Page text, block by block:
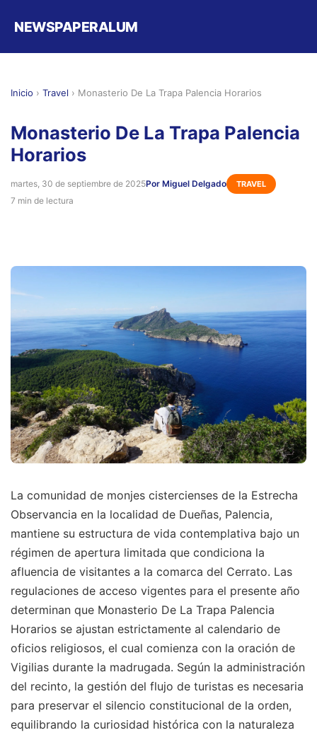
NEWSPAPERALUM
Inicio › Travel › Monasterio De La Trapa Palencia Horarios
Monasterio De La Trapa Palencia
Horarios
martes, 30 de septiembre de 2025Por Miguel Delgado TRAVEL
7 min de lectura
La comunidad de monjes cistercienses de la Estrecha
Observancia en la localidad de Dueñas, Palencia,
mantiene su estructura de vida contemplativa bajo un
régimen de apertura limitada que condiciona la
afluencia de visitantes a la comarca del Cerrato. Las
regulaciones de acceso vigentes para el presente año
determinan que Monasterio De La Trapa Palencia
Horarios se ajustan estrictamente al calendario de
oficios religiosos, el cual comienza con la oración de
Vigilias durante la madrugada. Según la administración
del recinto, la gestión del flujo de turistas es necesaria
para preservar el silencio constitucional de la orden,
equilibrando la curiosidad histórica con la naturaleza